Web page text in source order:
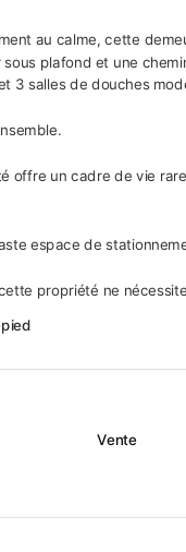
au calme, cette
plafond et une
3 salles de douches
offre un cadre de vie
espace de
propriété ne
Vente